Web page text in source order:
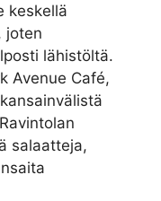
keskellä
joten
lähistöltä.
Avenue Café,
salaatteja,